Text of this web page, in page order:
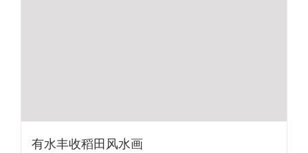
有水丰收稻田风水画